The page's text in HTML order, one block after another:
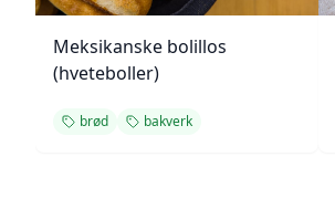
Meksikanske bolillos
(hveteboller)
brød bakverk